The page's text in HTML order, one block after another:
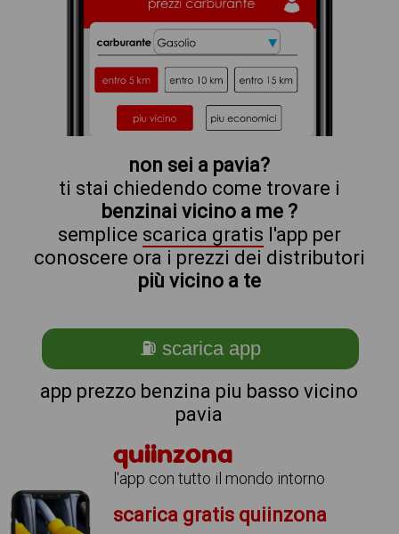
non sei a pavia?
ti stai chiedendo come trovare i
benzinai vicino a me ?
semplice scarica gratis l'app per
conoscere ora i prezzi dei distributori
più vicino a te
⛽ scarica app
app prezzo benzina piu basso vicino
pavia
quiinzona
l'app con tutto il mondo intorno
scarica gratis quiinzona